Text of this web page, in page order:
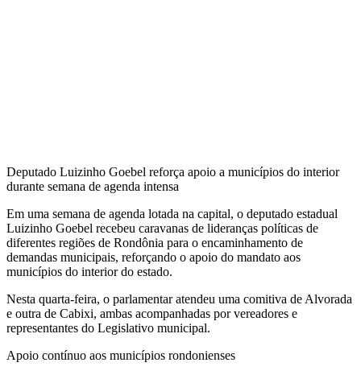
Deputado Luizinho Goebel reforça apoio a municípios do interior
durante semana de agenda intensa
Em uma semana de agenda lotada na capital, o deputado estadual
Luizinho Goebel recebeu caravanas de lideranças políticas de
diferentes regiões de Rondônia para o encaminhamento de
demandas municipais, reforçando o apoio do mandato aos
municípios do interior do estado.
Nesta quarta-feira, o parlamentar atendeu uma comitiva de Alvorada
e outra de Cabixi, ambas acompanhadas por vereadores e
representantes do Legislativo municipal.
Apoio contínuo aos municípios rondonienses